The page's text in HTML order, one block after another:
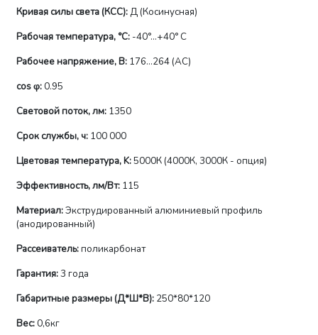
Кривая силы света (КСС):Д (Косинусная)
Рабочая температура, °C: -40°...+40° С
Рабочее напряжение, В: 176...264 (AС)
сos φ:0.95
Световой поток, лм: 1350
Срок службы, ч: 100 000
Цветовая температура, K:5000К (4000К, 3000К - опция)
Эффективность, лм/Вт: 115
Материал:Экструдированный алюминиевый профиль
(анодированный)
Рассеиватель:поликарбонат
Гарантия:3 года
Габаритные размеры (Д*Ш*В): 250*80*120
Вес:0,6кг